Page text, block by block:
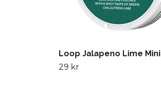
Loop Jalapeno Lime Mini
29 kr